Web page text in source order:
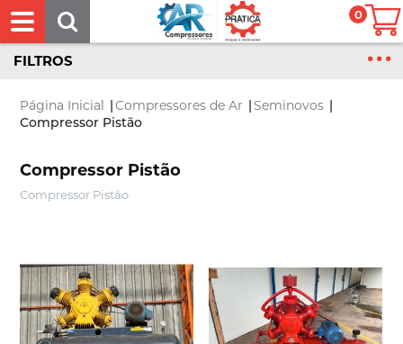
0
Página Inicial |Compressores de Ar | Seminovos |
Compressor Pistão
FILTROS
Compressor Pistão
Compressor Pistão